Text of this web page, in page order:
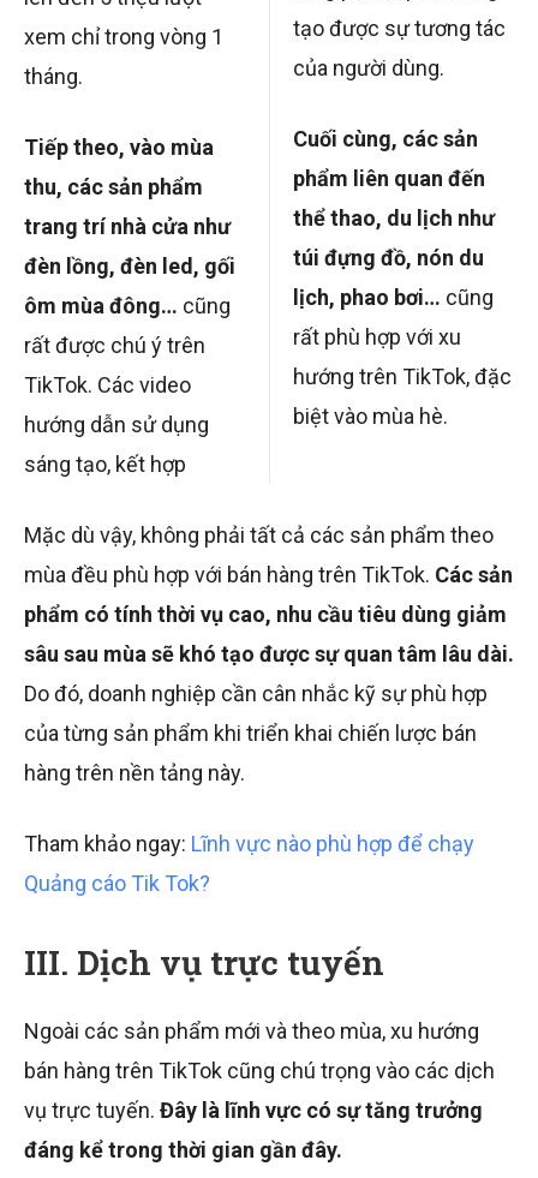
xem chỉ trong vòng 1
tháng.
Tiếp theo, vào mùa
thu, các sản phẩm
trang trí nhà cửa như
đèn lồng, đèn led, gối
ôm mùa đông… cũng
rất được chú ý trên
TikTok. Các video
hướng dẫn sử dụng
sáng tạo, kết hợp
tạo được sự tương tác
của người dùng.
Cuối cùng, các sản
phẩm liên quan đến
thể thao, du lịch như
túi đựng đồ, nón du
lịch, phao bơi… cũng
rất phù hợp với xu
hướng trên TikTok, đặc
biệt vào mùa hè.
Mặc dù vậy, không phải tất cả các sản phẩm theo
mùa đều phù hợp với bán hàng trên TikTok. Các sản
phẩm có tính thời vụ cao, nhu cầu tiêu dùng giảm
sâu sau mùa sẽ khó tạo được sự quan tâm lâu dài.
Do đó, doanh nghiệp cần cân nhắc kỹ sự phù hợp
của từng sản phẩm khi triển khai chiến lược bán
hàng trên nền tảng này.
Tham khảo ngay: Lĩnh vực nào phù hợp để chạy
Quảng cáo Tik Tok?
III. Dịch vụ trực tuyến
Ngoài các sản phẩm mới và theo mùa, xu hướng
bán hàng trên TikTok cũng chú trọng vào các dịch
vụ trực tuyến. Đây là lĩnh vực có sự tăng trưởng
đáng kể trong thời gian gần đây.